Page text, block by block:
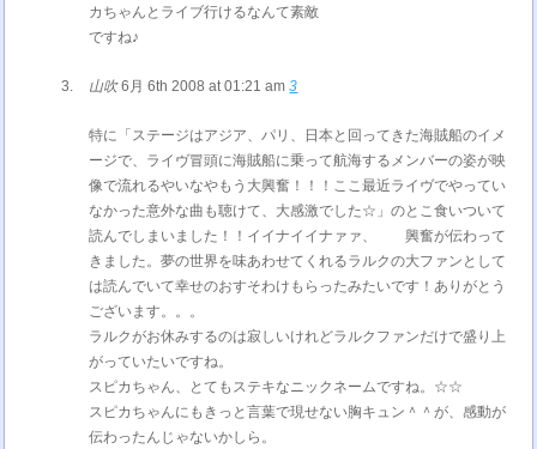
カちゃんとライブ行けるなんて素敵
ですね♪
山吹 6月 6th 2008 at 01:21 am 3
特に「ステージはアジア、パリ、日本と回ってきた海賊船のイメ
ージで、ライヴ冒頭に海賊船に乗って航海するメンバーの姿が映
像で流れるやいなやもう大興奮！！！ここ最近ライヴでやってい
なかった意外な曲も聴けて、大感激でした☆」のとこ食いついて
読んでしまいました！！イイナイイナァァ、 興奮が伝わって
きました。夢の世界を味あわせてくれるラルクの大ファンとして
は読んでいて幸せのおすそわけもらったみたいです！ありがとう
ございます。。。
ラルクがお休みするのは寂しいけれどラルクファンだけで盛り上
がっていたいですね。
スピカちゃん、とてもステキなニックネームですね。☆☆
スピカちゃんにもきっと言葉で現せない胸キュン＾＾が、感動が
伝わったんじゃないかしら。